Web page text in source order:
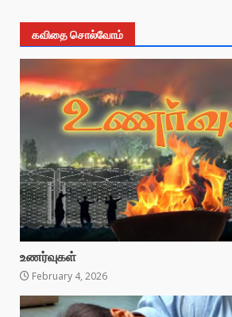
கவிதை சொல்வோம்
உணர்வுகள்
February 4, 2026